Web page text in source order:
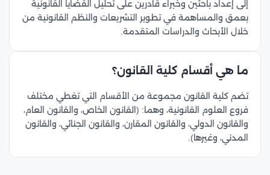
إلى إعداد باحثين وخبراء قادرين على تحليل القضايا القانونية
بعمق والمساهمة في تطوير التشريعات والنظم القانونية من
خلال الأبحاث والدراسات المتقدمة.
ما هي أقسام كلية القانون؟
تضم كلية القانون مجموعة من الأقسام التي تغطي مختلف
فروع العلوم القانونية، وهما: (القانون الخاص، والقانون العام،
والقانون الدولي، والقانون المقارن، والقانون الجنائي، والقانون
المدني، وغيرها).